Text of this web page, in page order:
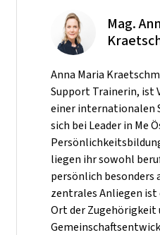
Mag.
Anna Maria
Support Trainerin, ist
einer internationalen
sich bei Leader in Me
liegen ihr sowohl
persönlich besonders
zentrales Anliegen ist
Ort der Zugehörigkeit